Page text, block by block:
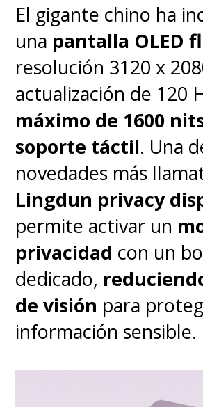
El gigante chino ha
una pantalla OLED
resolución 3120 x
actualización de 120
máximo de 1600
soporte táctil. Una
novedades más
Lingdun privacy
permite activar un
privacidad con un
dedicado,
de visión para
información sensible.